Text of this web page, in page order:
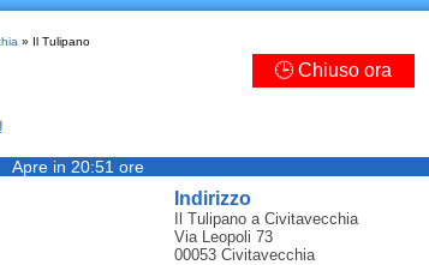
» Il Tulipano
🕒 Chiuso ora
Apre in 20:51 ore
Indirizzo
Il Tulipanoa Civitavecchia
Via Leopoli 73
00053 Civitavecchia